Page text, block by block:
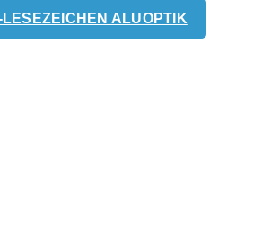
LESEZEICHEN ALUOPTIK